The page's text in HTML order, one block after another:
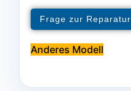
Frage zur Reparatur
Anderes Modell